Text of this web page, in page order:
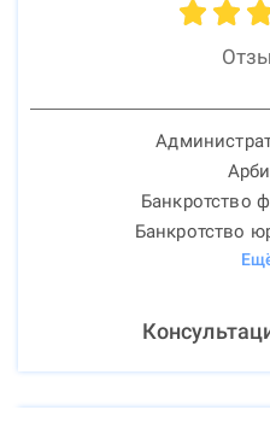
Банкротство
Банкротство